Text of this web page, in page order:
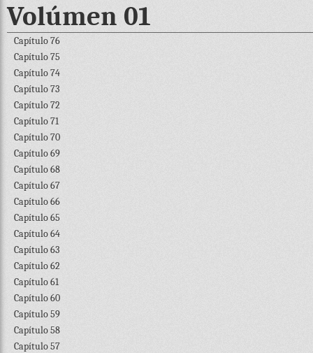
Volúmen 01
Capítulo 76
Capítulo 75
Capítulo 74
Capítulo 73
Capítulo 72
Capítulo 71
Capítulo 70
Capítulo 69
Capítulo 68
Capítulo 67
Capítulo 66
Capítulo 65
Capítulo 64
Capítulo 63
Capítulo 62
Capítulo 61
Capítulo 60
Capítulo 59
Capítulo 58
Capítulo 57